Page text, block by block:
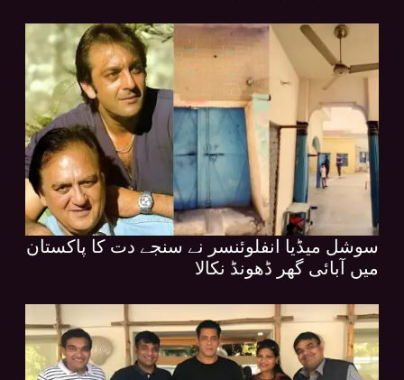
سوشل میڈیا انفلوئنسر نے سنجے دت کا پاکستان
میں آبائی گھر ڈھونڈ نکالا